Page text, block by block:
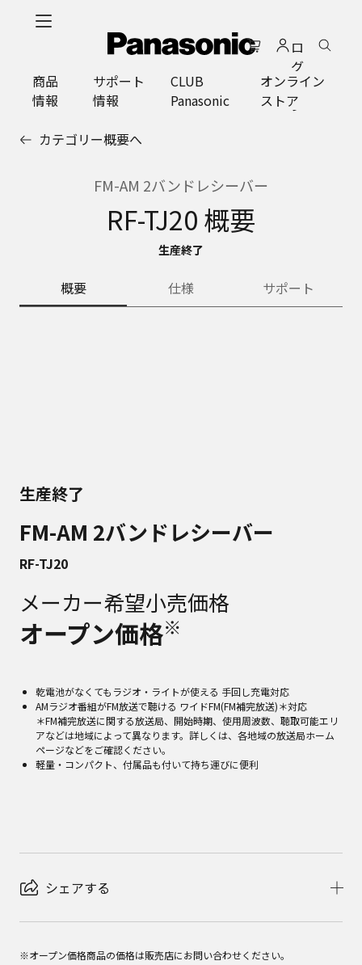
ロ
グ
イ
ン
商品
情報
サポート
情報
CLUB
Panasonic
オンライン
ストア
カテゴリー概要へ
FM-AM 2バンドレシーバー
RF-TJ20 概要
生産終了
概要 仕様 サポート
生産終了
FM-AM 2バンドレシーバー
RF-TJ20
メーカー希望小売価格
オープン価格※
乾電池がなくてもラジオ・ライトが使える 手回し充電対応
AMラジオ番組がFM放送で聴ける ワイドFM(FM補完放送)＊対応
＊FM補完放送に関する放送局、開始時期、使用周波数、聴取可能エリ
アなどは地域によって異なります。詳しくは、各地域の放送局ホーム
ページなどをご確認ください。
軽量・コンパクト、付属品も付いて持ち運びに便利
シェアする
※オープン価格商品の価格は販売店にお問い合わせください。